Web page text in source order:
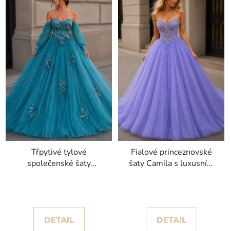
Třpytivé tylové
společenské šaty
DETAIL
Fialové princeznovské
šaty Camila s luxusním
DETAIL